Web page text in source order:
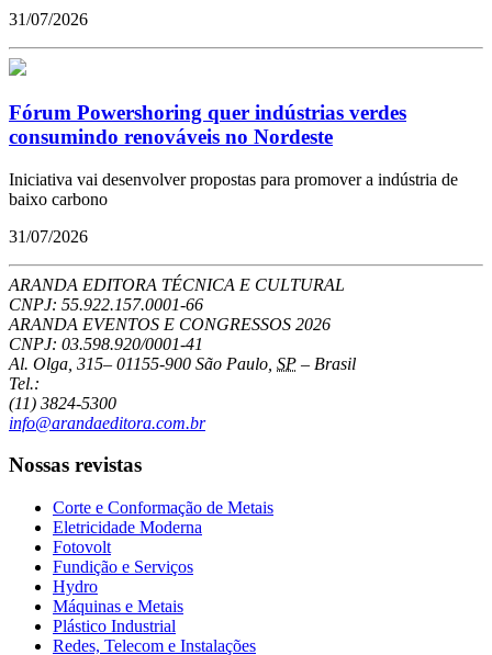
31/07/2026
Fórum Powershoring quer indústrias verdes
consumindo renováveis no Nordeste
Iniciativa vai desenvolver propostas para promover a indústria de
baixo carbono
31/07/2026
ARANDA EDITORA TÉCNICA E CULTURAL
CNPJ: 55.922.157.0001-66
ARANDA EVENTOS E CONGRESSOS 2026
CNPJ: 03.598.920/0001-41
Al. Olga, 315– 01155-900 São Paulo SP – Brasil
Tel.:
(11) 3824-5300
info@arandaeditora.com.br
Nossas revistas
Corte e Conformação de Metais
Eletricidade Moderna
Fotovolt
Fundição e Serviços
Hydro
Máquinas e Metais
Plástico Industrial
Redes, Telecom e Instalações